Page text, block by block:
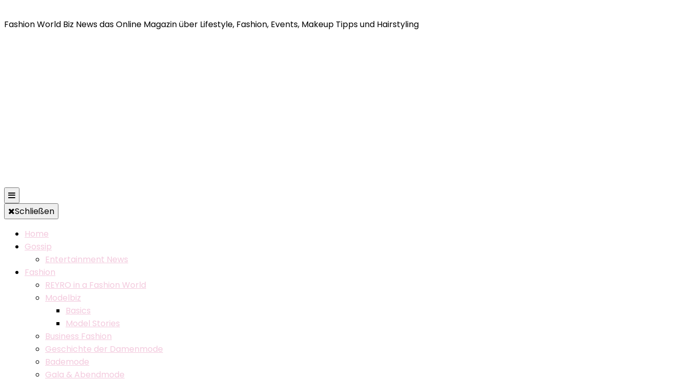
Fashion World Biz News das Online Magazin über Lifestyle, Fashion, Events, Makeup Tipps und Hairstyling
Schließen
Home
Gossip
Entertainment News
Fashion
REYRO in a Fashion World
Modelbiz
Basics
Model Stories
Business Fashion
Geschichte der Damenmode
Bademode
Gala & Abendmode